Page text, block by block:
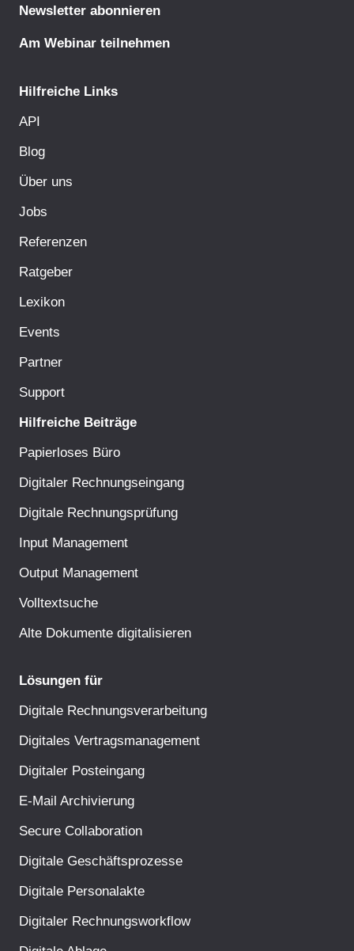
Newsletter abonnieren
Am Webinar teilnehmen
Hilfreiche Links
API
Blog
Über uns
Jobs
Referenzen
Ratgeber
Lexikon
Events
Partner
Support
Hilfreiche Beiträge
Papierloses Büro
Digitaler Rechnungseingang
Digitale Rechnungsprüfung
Input Management
Output Management
Volltextsuche
Alte Dokumente digitalisieren
Lösungen für
Digitale Rechnungsverarbeitung
Digitales Vertragsmanagement
Digitaler Posteingang
E-Mail Archivierung
Secure Collaboration
Digitale Geschäftsprozesse
Digitale Personalakte
Digitaler Rechnungsworkflow